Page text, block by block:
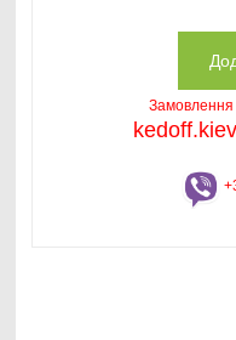
Замовлення